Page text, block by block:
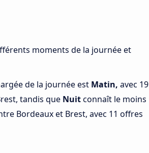
moments de la journée et
de la journée est Matin, avec 19
tandis que Nuitconnaît le moins
Bordeaux et Brest, avec 11 offres